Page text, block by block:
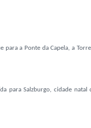
para a Ponte da Capela, a
para Salzburgo, cidade natal